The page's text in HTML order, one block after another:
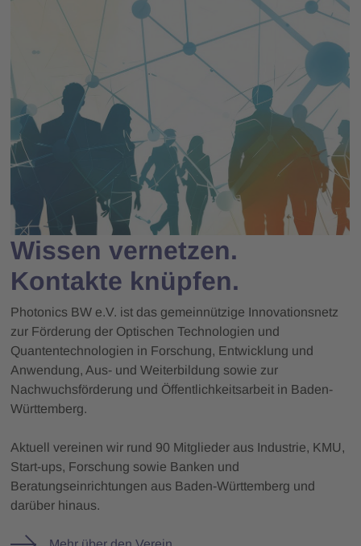
Wissen vernetzen.
Kontakte knüpfen.
Photonics BW e.V. ist das gemeinnützige Innovationsnetz
zur Förderung der Optischen Technologien und
Quantentechnologien in Forschung, Entwicklung und
Anwendung, Aus- und Weiterbildung sowie zur
Nachwuchsförderung und Öffentlichkeitsarbeit in Baden-
Württemberg.
Aktuell vereinen wir rund 90 Mitglieder aus Industrie, KMU,
Start-ups, Forschung sowie Banken und
Beratungseinrichtungen aus Baden-Württemberg und
darüber hinaus.